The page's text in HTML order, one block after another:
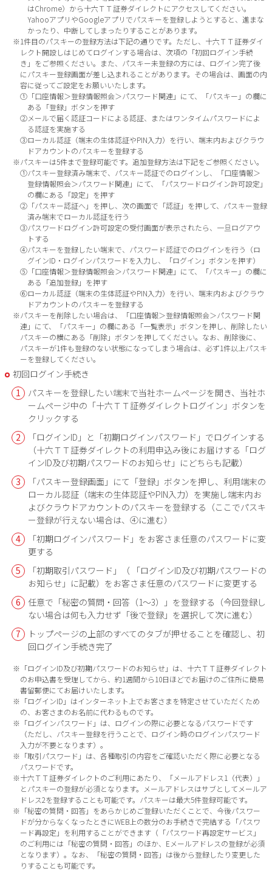
はChrome）から十六ＴＴ証券ダイレクトにアクセスしてください。
YahooアプリやGoogleアプリでパスキーを登録しようとすると、進まな
かったり、中断してしまったりすることがあります。
※1件目のパスキーの登録方法は下記の通りです。ただし、十六ＴＴ証券ダイ
レクト開設しはじめてログインする場合は、次項の「初回ログイン手続
き」をご参照ください。また、パスキー未登録の方には、ログイン完了後
にパスキー登録画面が差し込まれることがあります。その場合は、画面の内
容に従ってご設定をお願いいたします。
①「口座情報＞登録情報照会＞パスワード関連」にて、「パスキー」の欄に
ある「登録」ボタンを押す
②メールで届く認証コードによる認証、またはワンタイムパスワードによ
る認証を実施する
③ローカル認証（端末の生体認証やPIN入力）を行い、端末内およびクラウ
ドアカウントのパスキーを登録する
※パスキーは5件まで登録可能です。追加登録方法は下記をご参照ください。
①パスキー登録済み端末で、パスキー認証でのログインし、「口座情報＞
登録情報照会＞パスワード関連」にて、「パスワードログイン許可設定」
の欄にある「設定」を押す
②「パスキー認証へ」を押し、次の画面で「認証」を押して、パスキー登録
済み端末でローカル認証を行う
③パスワードログイン許可設定の受付画面が表示されたら、一旦ログアウ
トする
④パスキーを登録したい端末で、パスワード認証でのログインを行う（ロ
グインID・ログインパスワードを入力し、「ログイン」ボタンを押す）
⑤「口座情報＞登録情報照会＞パスワード関連」にて、「パスキー」の欄に
ある「追加登録」を押す
⑥ローカル認証（端末の生体認証やPIN入力）を行い、端末内およびクラウ
ドアカウントのパスキーを登録する
※パスキーを削除したい場合は、「口座情報＞登録情報照会＞パスワード関
連」にて、「パスキー」の欄にある「一覧表示」ボタンを押し、削除したい
パスキーの横にある「削除」ボタンを押してください。なお、削除後に、
パスキーが1件も登録のない状態になってしまう場合は、必ず1件以上パスキ
ーを登録してください。
初回ログイン手続き
パスキーを登録したい端末で当社ホームページを開き、当社ホ
ームページ中の「十六ＴＴ証券ダイレクトログイン」ボタンを
クリックする
「ログインID」と「初期ログインパスワード」でログインする
（十六ＴＴ証券ダイレクトの利用申込み後にお届けする「ログ
インID及び初期パスワードのお知らせ」にどちらも記載）
「パスキー登録画面」にて「登録」ボタンを押し、利用端末の
ローカル認証（端末の生体認証やPIN入力）を実施し端末内お
よびクラウドアカウントのパスキーを登録する（ここでパスキ
ー登録が行えない場合は、④に進む）
「初期ログインパスワード」をお客さま任意のパスワードに変
更する
「初期取引パスワード」（ 「ログインID及び初期パスワードの
お知らせ」に記載）をお客さま任意のパスワードに変更する
任意で「秘密の質問・回答（1～3）」を登録する（今回登録し
ない場合は何も入力せず「後で登録」を選択して次に進む）
トップページの上部のすべてのタブが押せることを確認し、初
回ログイン手続き完了
※「ログインID及び初期パスワードのお知らせ」は、十六ＴＴ証券ダイレクト
のお申込書を受理してから、約1週間から10日ほどでお届けのご住所に簡易
書留郵便にてお届けいたします。
※「ログインID」はインターネット上でお客さまを特定させていただくため
の、お客さまのお名前に代わるものです。
※「ログインパスワード」は、ログインの際に必要となるパスワードです
（ただし、パスキー登録を行うことで、ログイン時のログインパスワード
入力が不要となります）。
※「取引パスワード」は、各種取引の内容をご確認いただく際に必要となる
パスワードです。
※十六ＴＴ証券ダイレクトのご利用にあたり、「メールアドレス1（代表）」
とパスキーの登録が必須となります。メールアドレスはサブとしてメールア
ドレス2を登録することも可能です。パスキーは最大5件登録可能です。
※「秘密の質問・回答」をあらかじめご登録いただくことで、今後パスワー
ドが分からなくなったときにWEB上の数分のお手続きで完結する「パスワ
ード再設定」を利用することができます（「パスワード再設定サービス」
のご利用には「秘密の質問・回答」のほか、Eメールアドレスの登録が必須
となります）。なお、「秘密の質問・回答」は後から登録したり変更した
りすることも可能です。
閉じる 移動する